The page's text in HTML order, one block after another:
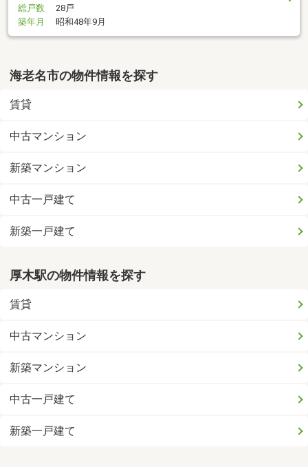
総戸数
28戸
築年月
昭和48年9月
海老名市の物件情報を探す
賃貸
中古マンション
新築マンション
中古一戸建て
新築一戸建て
厚木駅の物件情報を探す
賃貸
中古マンション
新築マンション
中古一戸建て
新築一戸建て